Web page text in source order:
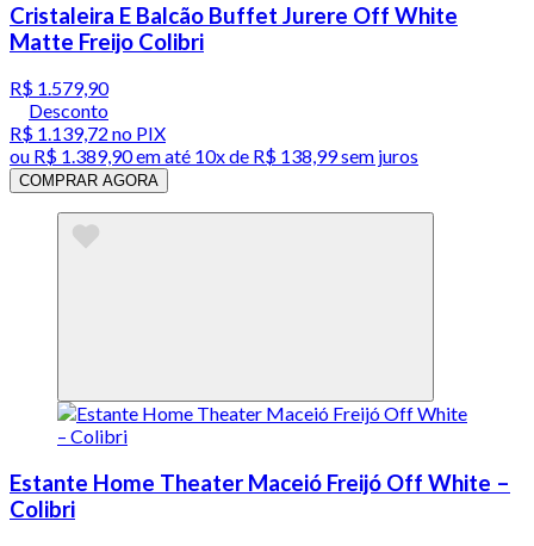
Cristaleira E Balcão Buffet Jurere Off White
Matte Freijo Colibri
R$ 1.579,90
Desconto
R$ 1.139,72 no PIX
ou R$ 1.389,90em até 10x de R$ 138,99 sem juros
COMPRAR AGORA
Estante Home Theater Maceió Freijó Off White –
Colibri